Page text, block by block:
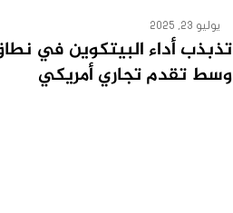
يوليو 23, 2025
تذبذب أداء البيتكوين في
وسط تقدم تجاري أمريكي